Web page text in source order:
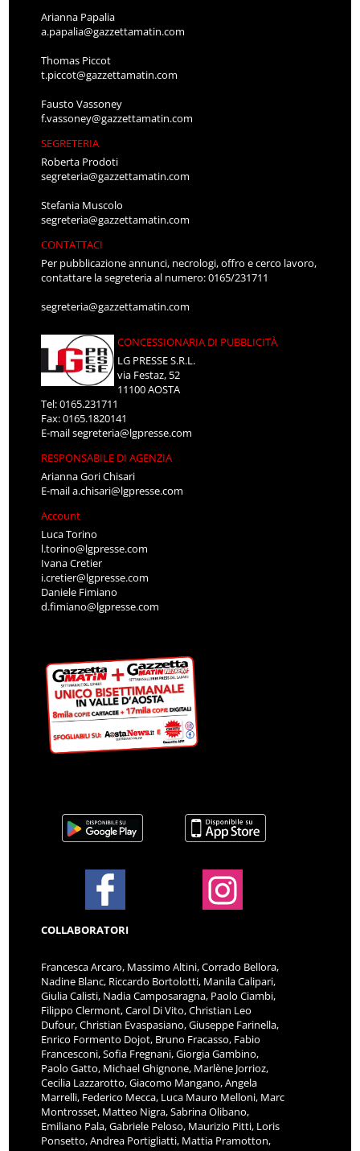
Arianna Papalia
a.papalia@gazzettamatin.com
Thomas Piccot
t.piccot@gazzettamatin.com
Fausto Vassoney
f.vassoney@gazzettamatin.com
SEGRETERIA
Roberta Prodoti
segreteria@gazzettamatin.com
Stefania Muscolo
segreteria@gazzettamatin.com
CONTATTACI
Per pubblicazione annunci, necrologi, offro e cerco lavoro,
contattare la segreteria al numero: 0165/231711
segreteria@gazzettamatin.com
CONCESSIONARIA DI PUBBLICITÀ
LG PRESSE S.R.L.
via Festaz, 52
11100 AOSTA
Tel: 0165.231711
Fax: 0165.1820141
E-mailsegreteria@lgpresse.com
RESPONSABILE DI AGENZIA
Arianna Gori Chisari
E-maila.chisari@lgpresse.com
Account
Luca Torino
l.torino@lgpresse.com
Ivana Cretier
i.cretier@lgpresse.com
Daniele Fimiano
d.fimiano@lgpresse.com
COLLABORATORI
Francesca Arcaro, Massimo Altini, Corrado Bellora,
Nadine Blanc, Riccardo Bortolotti, Manila Calipari,
Giulia Calisti, Nadia Camposaragna, Paolo Ciambi,
Filippo Clermont, Carol Di Vito, Christian Leo
Dufour, Christian Evaspasiano, Giuseppe Farinella,
Enrico Formento Dojot, Bruno Fracasso, Fabio
Francesconi, Sofia Fregnani, Giorgia Gambino,
Paolo Gatto, Michael Ghignone, Marlène Jorrioz,
Cecilia Lazzarotto, Giacomo Mangano, Angela
Marrelli, Federico Mecca, Luca Mauro Melloni, Marc
Montrosset, Matteo Nigra, Sabrina Olibano,
Emiliano Pala, Gabriele Peloso, Maurizio Pitti, Loris
Ponsetto, Andrea Portigliatti, Mattia Pramotton,